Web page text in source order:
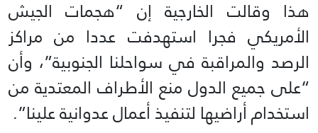
هذا وقالت الخارجية إن “هجمات الجيش
الأمريكي فجرا استهدفت عددا من مراكز
الرصد والمراقبة في سواحلنا الجنوبية”، وأن
“على جميع الدول منع الأطراف المعتدية من
استخدام أراضيها لتنفيذ أعمال عدوانية علينا”.